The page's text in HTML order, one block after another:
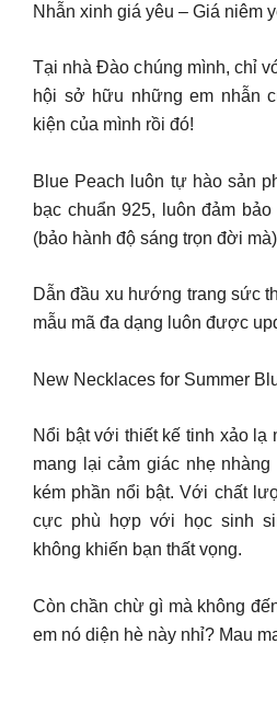
Nhẫn xinh giá yêu – Giá niêm
Tại nhà Đào chúng mình, chỉ
hội sở hữu những em nhẫn
kiện của mình rồi đó!
Blue Peach luôn tự hào sản
bạc chuẩn 925, luôn đảm
(bảo hành độ sáng trọn đời mà)
Dẫn đầu xu hướng trang sức
mẫu mã đa dạng luôn được
New Necklaces for Summer
Nổi bật với thiết kế tinh xảo lạ
mang lại cảm giác nhẹ
kém phần nổi bật. Với chất
cực phù hợp với học sinh
không khiến bạn thất vọng.
Còn chần chừ gì mà không
em nó diện hè này nhỉ? Mau